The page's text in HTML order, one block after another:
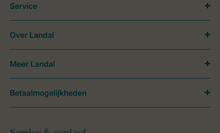
Service
Over Landal
Meer Landal
Betaalmogelijkheden